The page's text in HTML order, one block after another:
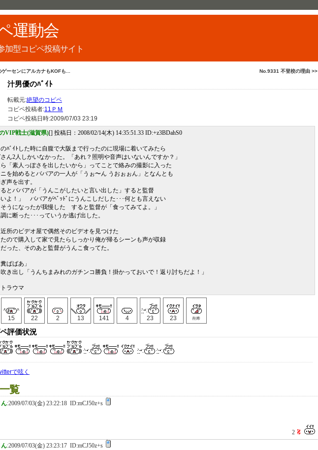
運動会
加型コピペ投稿サイト
No.9331 不登校の理由 >>
ーセンにアルカナもKOFも...
汁男優のﾊﾞｲﾄ
転載元:絶望のコピペ
コピペ投稿者:11ＰＭ
コピペ投稿日時:2009/07/03 23:19
VIP戦士(滋賀県)[] 投稿日：2008/02/14(木) 14:35:51.33 ID:+z3BDahS0
ﾊﾞｲﾄした時に自腹で大阪まで行ったのに現場に着いてみたら
ん2人しかいなかった。「あれ？照明や音声はいないんですか？」
「素人っぽさを出したいから」ってことで絡みの撮影に入った
を始めるとババアの一人が「うぉ〜ん うおぉぉん」となんとも
声を出す。
とババアが「うんこがしたいと言い出した」すると監督
いよ！」 ババアがﾍﾞｯﾄﾞにうんこしだした･･･何とも言えない
うになったが我慢した すると監督が「食ってみてよ。」
に断った･･･っていうか逃げ出した。
所のビデオ屋で偶然そのビデオを見つけた
ので購入して家で見たらしっかり俺が帰るシーンも声が収録
った、そのあと監督がうんこ食ってた。
糞ばばあ」
き出し「うんちまみれのガチンコ勝負！掛かっておいで！返り討ちだよ！」
ラウマ
15 22 2 13 141 4 23 23 削希
評価状況
で呟く
覧
:2009/07/03(金) 23:22:18 ID:mCJ50z+s
2
:2009/07/03(金) 23:23:17 ID:mCJ50z+s